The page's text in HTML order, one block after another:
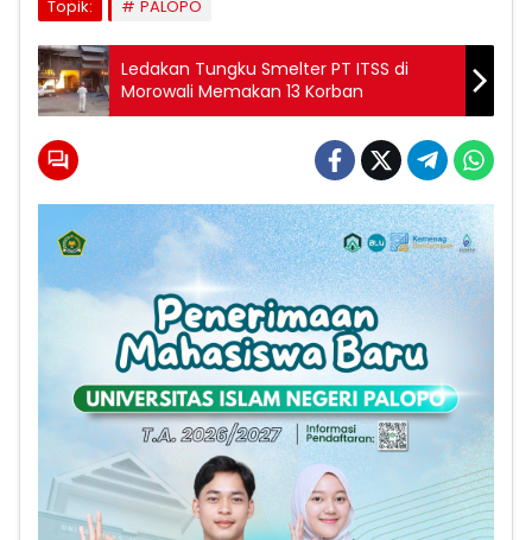
Topik:
PALOPO
Ledakan Tungku Smelter PT ITSS di
Morowali Memakan 13 Korban